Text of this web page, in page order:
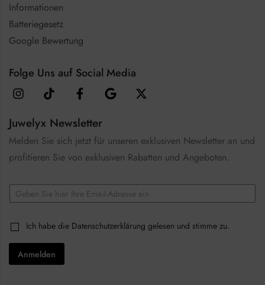
Informationen
Batteriegesetz
Google Bewertung
Folge Uns auf Social Media
Juwelyx Newsletter
Melden Sie sich jetzt für unseren exklusiven Newsletter an und
profitieren Sie von exklusiven Rabatten und Angeboten.
m
i
l
*
E
m
lC
h
e
k
Ich habe die Datenschutzerklärung gelesen und stimme zu.
Anmelden